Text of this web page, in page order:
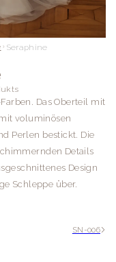
Seraphine
Das Oberteil mit
voluminösen
Perlen bestickt. Die
Details
Design
Schleppe über.
SN-006